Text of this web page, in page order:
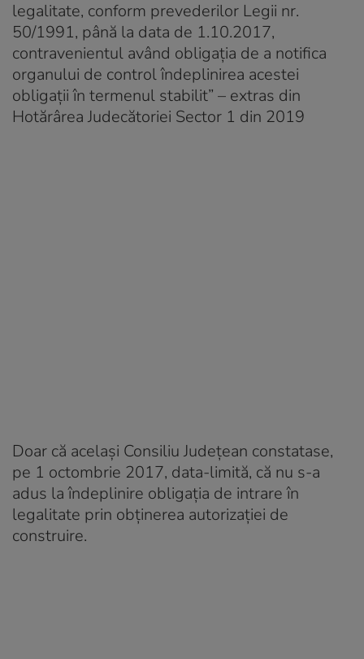
legalitate, conform prevederilor Legii nr.
50/1991, până la data de 1.10.2017,
contravenientul având obligaţia de a notifica
organului de control îndeplinirea acestei
obligaţii în termenul stabilit” – extras din
Hotărârea Judecătoriei Sector 1 din 2019
Doar că același Consiliu Județean constatase,
pe 1 octombrie 2017, data-limită, că nu s-a
adus la îndeplinire obligaţia de intrare în
legalitate prin obținerea autorizaţiei de
construire.